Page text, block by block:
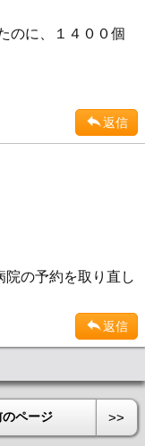
のに、１４００個
返信
院の予約を取り直し
返信
のページ >>